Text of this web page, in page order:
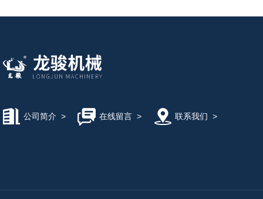
公司简介 > 在线留言> 联系我们 >